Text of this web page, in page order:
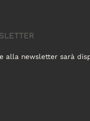
alla newsletter sarà